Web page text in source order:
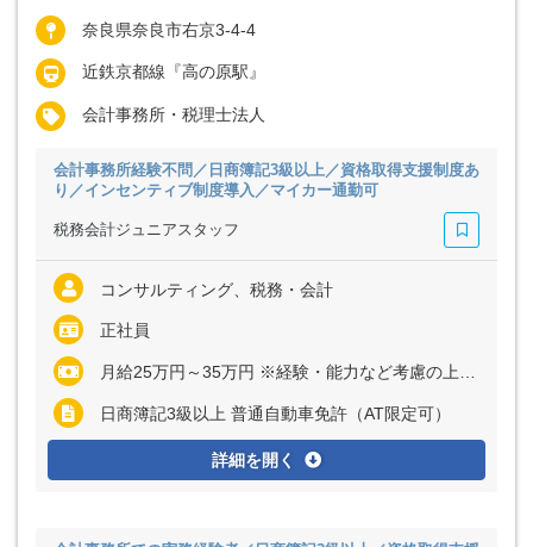
奈良県奈良市右京3-4-4
近鉄京都線『高の原駅』
会計事務所・税理士法人
会計事務所経験不問／日商簿記3級以上／資格取得支援制度あ
り／インセンティブ制度導入／マイカー通勤可
税務会計ジュニアスタッフ
コンサルティング、税務・会計
正社員
月給25万円～35万円 ※経験・能力など考慮の上、決定いたします ※上記に固定残業代（月20時間分＝3万2000円～4万5000円）を含む ※超過分は別途全額支給
日商簿記3級以上 普通自動車免許（AT限定可）
詳細を開く